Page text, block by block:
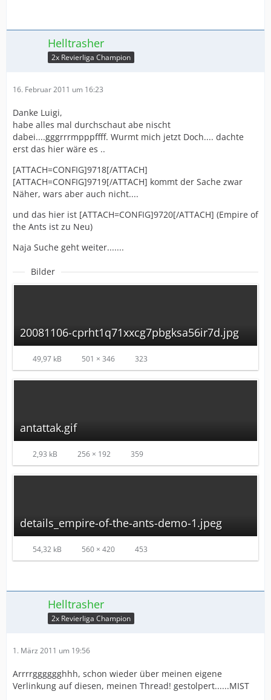
Helltrasher
2x Revierliga Champion
16. Februar 2011 um 16:23
Danke Luigi,
habe alles mal durchschaut abe nischt
dabei....gggrrrmpppffff. Wurmt mich jetzt Doch.... dachte
erst das hier wäre es ..
[ATTACH=CONFIG]9718[/ATTACH]
[ATTACH=CONFIG]9719[/ATTACH] kommt der Sache zwar
Näher, wars aber auch nicht....
und das hier ist [ATTACH=CONFIG]9720[/ATTACH] (Empire of
the Ants ist zu Neu)
Naja Suche geht weiter.......
Bilder
20081106-cprht1q71xxcg7pbgksa56ir7d.jpg
49,97 kB 501 × 346 323
antattak.gif
2,93 kB 256 × 192 359
details_empire-of-the-ants-demo-1.jpeg
54,32 kB 560 × 420 453
Helltrasher
2x Revierliga Champion
1. März 2011 um 19:56
Arrrrgggggghhh, schon wieder über meinen eigene
Verlinkung auf diesen, meinen Thread! gestolpert......MIST